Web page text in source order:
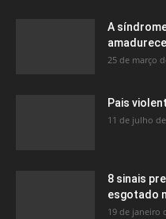
A
25 de março
Pais
11 de julho
8 sinais
esgotado
19 de janeiro